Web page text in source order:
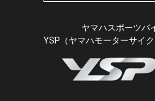
ヤマハスポーツバ
YSP（ヤマハモーターサイク